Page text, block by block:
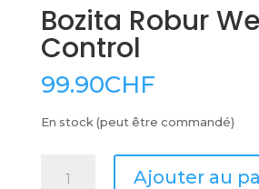
Bozita Robur
Control
99.90CHF
En stock (peut être commandé)
Ajouter au